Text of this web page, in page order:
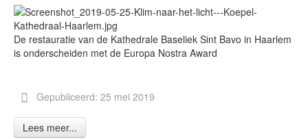
De restauratie van de Kathedrale Baseliek Sint Bavo in Haarlem
is onderscheiden met de Europa Nostra Award
Gepubliceerd: 25 mei 2019
Lees meer...